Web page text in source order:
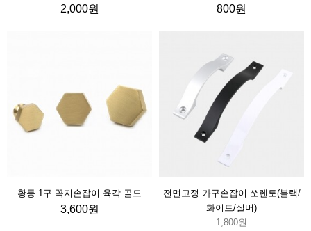
2,000원 800원
황동 1구 꼭지손잡이 육각 골드
3,600원
전면고정 가구손잡이 쏘렌토(블랙/
화이트/실버)
1,800원